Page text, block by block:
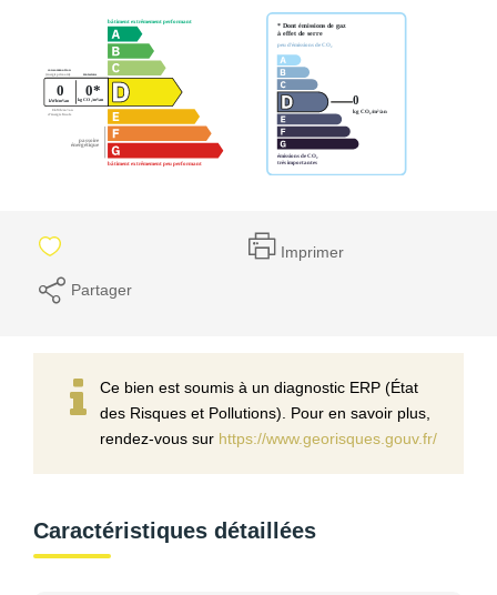
Imprimer
Partager
Ce bien est soumis à un diagnostic ERP (État
des Risques et Pollutions). Pour en savoir plus,
rendez-vous sur https://www.georisques.gouv.fr/
Caractéristiques détaillées